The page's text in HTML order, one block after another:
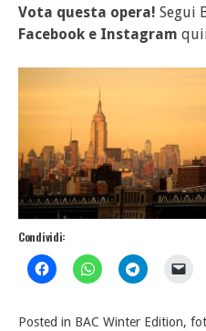
Vota questa opera! Segui
Facebook e Instagram
Condividi:
Posted in BAC Winter Edition,